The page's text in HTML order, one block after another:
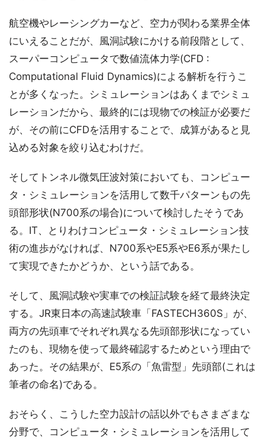
航空機やレーシングカーなど、空力が関わる業界全体
にいえることだが、風洞試験にかける前段階として、
スーパーコンピュータで数値流体力学(CFD :
Computational Fluid Dynamics)による解析を行うこ
とが多くなった。シミュレーションはあくまでシミュ
レーションだから、最終的には現物での検証が必要だ
が、その前にCFDを活用することで、成算があると見
込める対象を絞り込むわけだ。
そしてトンネル微気圧波対策においても、コンピュー
タ・シミュレーションを活用して数千パターンもの先
頭部形状(N700系の場合)について検討したそうであ
る。IT、とりわけコンピュータ・シミュレーション技
術の進歩がなければ、N700系やE5系やE6系が果たし
て実現できたかどうか、という話である。
そして、風洞試験や実車での検証試験を経て最終決定
する。JR東日本の高速試験車「FASTECH360S」が、
両方の先頭車でそれぞれ異なる先頭部形状になってい
たのも、現物を使って最終確認するためという理由で
あった。その結果が、E5系の「魚雷型」先頭部(これは
筆者の命名)である。
おそらく、こうした空力設計の話以外でもさまざまな
分野で、コンピュータ・シミュレーションを活用して